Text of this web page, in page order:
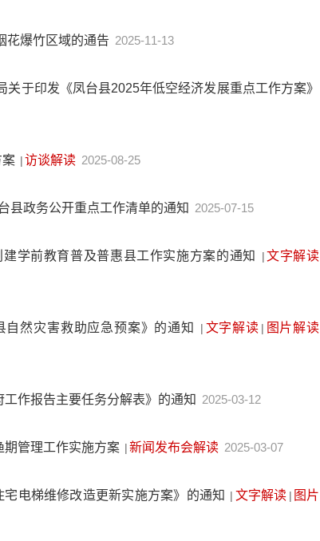
花爆竹区域的通告 2025-11-13
于印发《凤台县2025年低空经济发展重点工作方案》
案 |访谈解读 2025-08-25
县政务公开重点工作清单的通知 2025-07-15
学前教育普及普惠县工作实施方案的通知 |文字解读
然灾害救助应急预案》的通知 | 文字解读 | 图片解读
作报告主要任务分解表》的通知 2025-03-12
期管理工作实施方案 |新闻发布会解读 2025-03-07
电梯维修改造更新实施方案》的通知 | 文字解读 | 图片